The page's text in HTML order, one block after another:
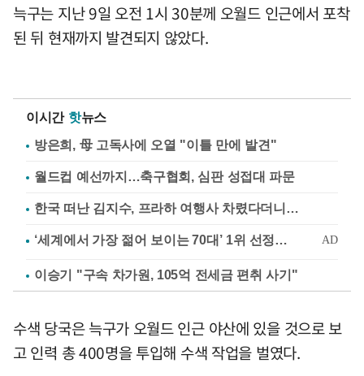
늑구는 지난 9일 오전 1시 30분께 오월드 인근에서 포착
된 뒤 현재까지 발견되지 않았다.
이시간 핫뉴스
방은희, 母 고독사에 오열 "이틀 만에 발견"
월드컵 예선까지…축구협회, 심판 성접대 파문
한국 떠난 김지수, 프라하 여행사 차렸다더니…
이승기 "구속 차가원, 105억 전세금 편취 사기"
수색 당국은 늑구가 오월드 인근 야산에 있을 것으로 보
고 인력 총 400명을 투입해 수색 작업을 벌였다.